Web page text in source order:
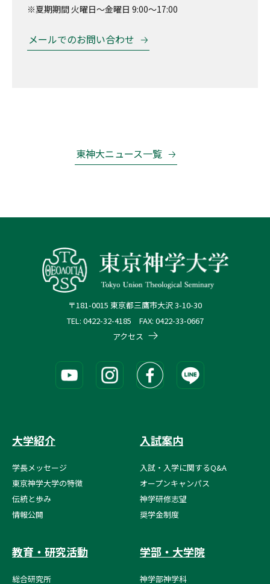
※夏期期間 火曜日～金曜日 9:00～17:00
メールでのお問い合わせ
東神大ニュース一覧
〒181-0015 東京都三鷹市大沢 3-10-30
TEL: 0422-32-4185 FAX: 0422-33-0667
アクセス
大学紹介
学長メッセージ
東京神学大学の特徴
伝統と歩み
情報公開
入試案内
入試・入学に関するQ&A
オープンキャンパス
神学研修志望
奨学金制度
教育・研究活動
総合研究所
学部・大学院
神学部神学科